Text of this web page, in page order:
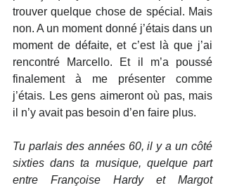
trouver quelque chose de spécial. Mais
non. A un moment donné j’étais dans un
moment de défaite, et c’est là que j’ai
rencontré Marcello. Et il m’a poussé
finalement à me présenter comme
j’étais. Les gens aimeront où pas, mais
il n’y avait pas besoin d’en faire plus.
Tu parlais des années 60, il y a un côté
sixties dans ta musique, quelque part
entre Françoise Hardy et Margot